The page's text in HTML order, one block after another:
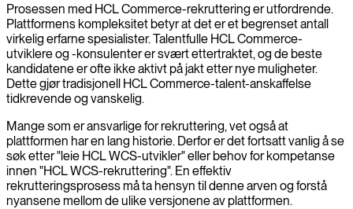
Prosessen med HCL Commerce-rekruttering er utfordrende.
Plattformens kompleksitet betyr at det er et begrenset antall
virkelig erfarne spesialister. Talentfulle HCL Commerce-
utviklere og -konsulenter er svært ettertraktet, og de beste
kandidatene er ofte ikke aktivt på jakt etter nye muligheter.
Dette gjør tradisjonell HCL Commerce-talent-anskaffelse
tidkrevende og vanskelig.
Mange som er ansvarlige for rekruttering, vet også at
plattformen har en lang historie. Derfor er det fortsatt vanlig å se
søk etter "leie HCL WCS-utvikler" eller behov for kompetanse
innen "HCL WCS-rekruttering". En effektiv
rekrutteringsprosess må ta hensyn til denne arven og forstå
nyansene mellom de ulike versjonene av plattformen.